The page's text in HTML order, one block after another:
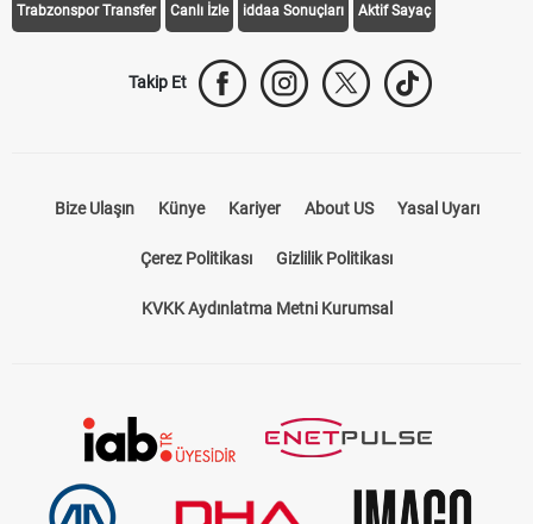
Trabzonspor Transfer Canlı İzle iddaa Sonuçları Aktif Sayaç
Takip Et
Bize Ulaşın Künye Kariyer About US Yasal Uyarı
Çerez Politikası Gizlilik Politikası
KVKK Aydınlatma Metni Kurumsal